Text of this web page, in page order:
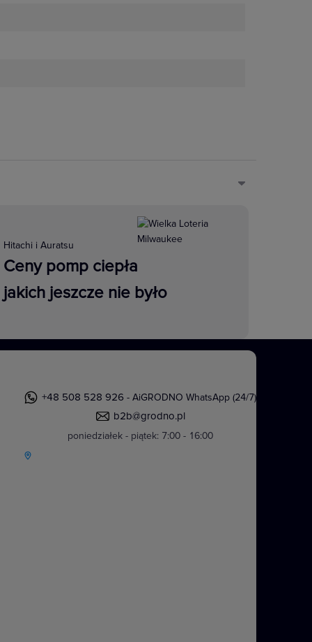
do przesyłania sygnałów
sygnału A/V do projektora
Hitachi i Auratsu
Ceny pomp ciepła
jakich jeszcze nie było
+48 508 528 926 - AiGRODNO WhatsApp (24/7)
b2b@grodno.pl
poniedziałek - piątek: 7:00 - 16:00